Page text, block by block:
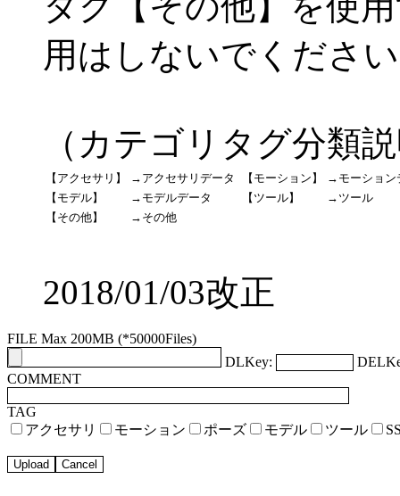
用はしないでくださ
（カテゴリタグ分類
【アクセサリ】 →アクセサリデータ 【モーション】
→モーショ
【モデル】
→モデルデータ 【ツール】
→ツール
【その他】
→その他
2018/01/03改正
FILE Max 200MB (*50000Files)
DLKey:
COMMENT
TAG
アクセサリ
モーション ポーズ モデル ツール